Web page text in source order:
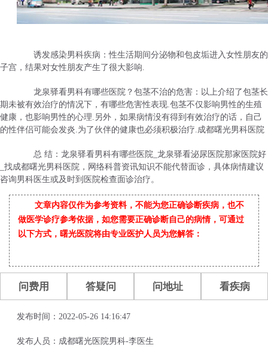
诱发感染男科疾病：性生活期间分泌物和包皮垢进入女性朋友的
子宫，结果对女性朋友产生了很大影响.
龙泉驿看男科有哪些医院？包茎不治的危害：以上介绍了包茎长
期未被有效治疗的情况下，有哪些危害性表现.包茎不仅影响男性的生殖
健康，也影响男性的心理.另外，如果病情没有得到有效治疗的话，自己
的性伴侣可能会发炎.为了伙伴的健康也必须积极治疗.成都曙光男科医院
总 结：龙泉驿看男科有哪些医院_龙泉驿看泌尿医院那家医院好
_找成都曙光男科医院，网络科普资讯知识不能代替面诊，具体病情建议
咨询男科医生或及时到医院检查面诊治疗。
文章内容仅作为参考资料，不能为您正确诊断疾病，也不
做医学诊疗参考依据，如您需要正确诊断自己的病情，可通过
以下方式，曙光医院将由专业医护人员为您解答：
问费用 答疑问 问地址 看疾病
发布时间：2022-05-26 14:16:47
发布人员：成都曙光医院男科-李医生